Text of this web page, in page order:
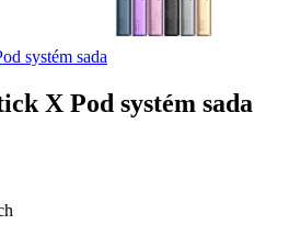
systém sada
X Pod systém sada